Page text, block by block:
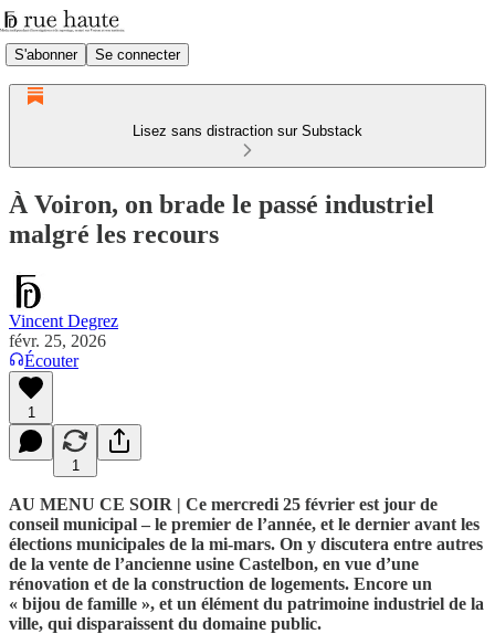
S'abonner Se connecter
Lisez sans distraction sur Substack
À Voiron, on brade le passé industriel
malgré les recours
Vincent Degrez
févr. 25, 2026
Écouter
1
1
AU MENU CE SOIR ­| Ce mercredi 25 février est jour de
conseil municipal – le premier de l’année, et le dernier avant les
élections municipales de la mi-mars. On y discutera entre autres
de la vente de l’ancienne usine Castelbon, en vue d’une
rénovation et de la construction de logements. Encore un
« bijou de famille », et un élément du patrimoine industriel de la
ville, qui disparaissent du domaine public.